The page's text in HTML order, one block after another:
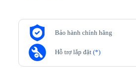
Bảo hành chính hãng
Hỗ trợ lắp đặt (*)